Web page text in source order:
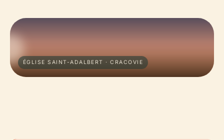
ÉGLISE SAINT-ADALBERT · CRACOVIE